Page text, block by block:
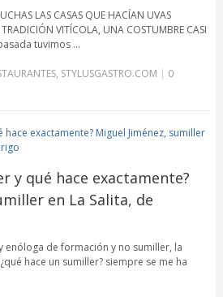
LAS CASAS QUE HACÍAN UVAS
VITÍCOLA, UNA COSTUMBRE CASI
tuvimos …
, STYLUSGASTRO.COM | 0
y qué hace exactamente?
en La Salita, de
enóloga de formación y no sumiller, la
hace un sumiller? siempre se me ha